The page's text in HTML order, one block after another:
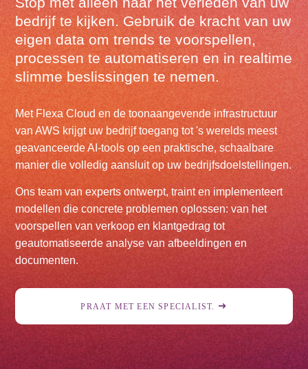
bedrijf te kijken. Gebruik de kracht van uw
eigen data om trends te voorspellen,
processen te automatiseren en in realtime
slimme beslissingen te nemen.
Met Flexa Cloud en de toonaangevende infrastructuur
van AWS krijgt uw bedrijf toegang tot 's werelds meest
geavanceerde AI-tools op een praktische, schaalbare
manier die volledig aansluit op uw bedrijfsdoelstellingen.
Ons team van experts ontwerpt, traint en implementeert
modellen die concrete problemen oplossen: van het
voorspellen van verkoop en klantgedrag tot
geautomatiseerde analyse van afbeeldingen en
documenten.
PRAAT MET EEN SPECIALIST.